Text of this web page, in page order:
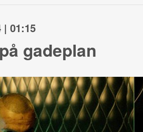
| 01:15
gadeplan